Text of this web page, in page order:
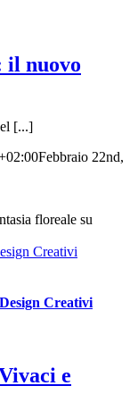
il nuovo
[...]
Febbraio 22nd,
Creativi
Creativi
e